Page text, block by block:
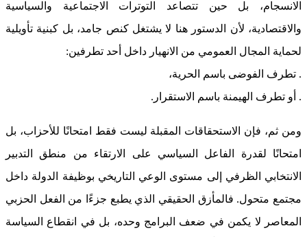
الانسجام، بل حين تتصاعد التوترات الاجتماعية والسياسية
والاقتصادية، لأن الدستور هنا لا يشتغل كنص جامد، بل كبنية تأويلية
لحماية المجال العمومي من الانهيار داخل أحد تطرفين:
. تطرف الفوضى باسم الحرية،
. أو تطرف الهيمنة باسم الاستقرار.
ومن ثم، فإن الاستحقاقات المقبلة ليست فقط امتحانًا للأحزاب، بل
امتحانًا لقدرة الفاعل السياسي على الارتقاء من منطق التدبير
الانتخابي الظرفي إلى مستوى الوعي التاريخي بوظيفة الدولة داخل
مجتمع متحول. فالمأزق الحقيقي الذي يطبع جزءًا من الفعل الحزبي
المعاصر لا يكمن في ضعف البرامج وحده، بل في انقطاع السياسة